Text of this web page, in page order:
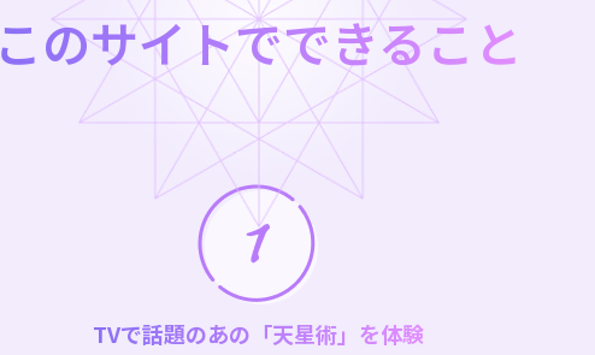
このサイトでできること
TVで話題のあの「天星術」を体験